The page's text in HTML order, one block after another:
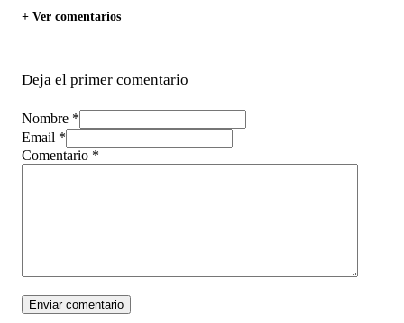
+ Ver comentarios
Deja el primer comentario
Nombre *
Email *
Comentario *